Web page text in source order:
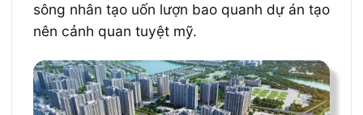
sông nhân tạo uốn lượn bao quanh dự án tạo
nên cảnh quan tuyệt mỹ.